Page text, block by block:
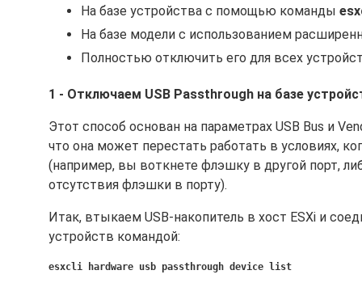
На базе устройства с помощью команды
На базе модели с использованием
Полностью отключить его для всех
1 - Отключаем USB Passthrough на базе
Этот способ основан на параметрах USB Bus и
что она может перестать работать в условиях,
(например, вы воткнете флэшку в другой порт,
отсутствия флэшки в порту).
Итак, втыкаем USB-накопитель в хост ESXi и
устройств командой:
esxcli hardware usb passthrough device list